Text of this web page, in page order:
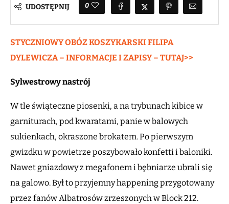
UDOSTĘPNIJ 0
STYCZNIOWY OBÓZ KOSZYKARSKI FILIPA
DYLEWICZA – INFORMACJE I ZAPISY – TUTAJ>>
Sylwestrowy nastrój
W tle świąteczne piosenki, a na trybunach kibice w
garniturach, pod kwaratami, panie w balowych
sukienkach, okraszone brokatem. Po pierwszym
gwizdku w powietrze poszybowało konfetti i baloniki.
Nawet gniazdowy z megafonem i bębniarze ubrali się
na galowo. Był to przyjemny happening przygotowany
przez fanów Albatrosów zrzeszonych w Block 212.